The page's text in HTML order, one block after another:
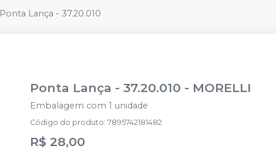
Ponta Lança - 37.20.010
Ponta Lança - 37.20.010 - MORELLI
Embalagem com 1 unidade
Código do produto:7895742181482
R$ 28,00